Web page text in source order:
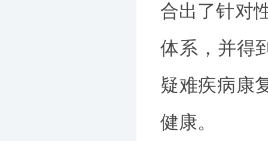
合出了针对
体系，并得
疑难疾病康
健康。